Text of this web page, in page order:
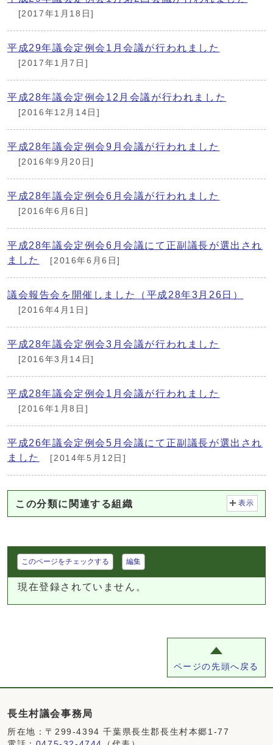
[2017年1月18日]
平成29年議会定例会1月会議が行われました
[2017年1月7日]
平成28年議会定例会12月会議が行われました
[2016年12月14日]
平成28年議会定例会9月会議が行われました
[2016年9月20日]
平成28年議会定例会6月会議が行われました
[2016年6月6日]
平成28年議会定例会6月会議にて正副議長が選出され
ました
[2016年6月6日]
議会報告会を開催しました（平成28年3月26日）
[2016年4月1日]
平成28年議会定例会3月会議が行われました
[2016年3月14日]
平成28年議会定例会1月会議が行われました
[2016年1月8日]
平成26年議会定例会5月会議にて正副議長が選出され
ました
[2014年5月12日]
この分類に関連する組織 表示
このページをチェックする 編集
現在登録されていません。
ページの先頭へ戻る
長生村議会事務局
所在地：〒299-4394 千葉県長生郡長生村本郷1-77